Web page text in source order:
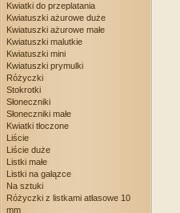
Kwiatki do przeplatania
Kwiatuszki ażurowe duże
Kwiatuszki ażurowe małe
Kwiatuszki malutkie
Kwiatuszki mini
Kwiatuszki prymulki
Różyczki
Stokrotki
Słoneczniki
Słoneczniki małe
Kwiatki tłoczone
Liście
Liście duże
Listki małe
Listki na gałązce
Na sztuki
Różyczki z listkami atłasowe 10
mm